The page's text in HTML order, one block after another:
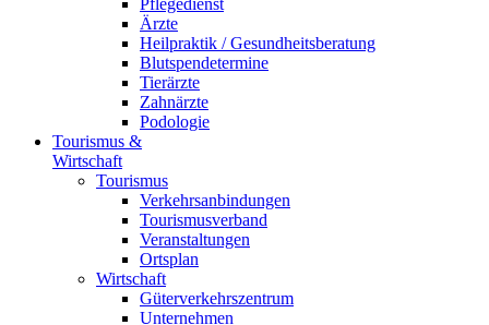
Pflegedienst
Ärzte
Heilpraktik / Gesundheitsberatung
Blutspendetermine
Tierärzte
Zahnärzte
Podologie
Tourismus &
Wirtschaft
Tourismus
Verkehrsanbindungen
Tourismusverband
Veranstaltungen
Ortsplan
Wirtschaft
Güterverkehrszentrum
Unternehmen